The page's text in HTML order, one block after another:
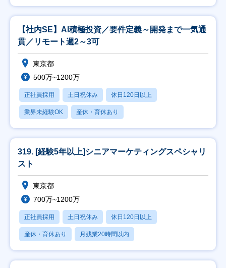
【社内SE】AI積極投資／要件定義～開発まで一気通
貫／リモート週2～3可
東京都
500万~1200万
正社員採用 土日祝休み 休日120日以上
業界未経験OK 産休・育休あり
319. [経験5年以上]シニアマーケティングスペシャリ
スト
東京都
700万~1200万
正社員採用 土日祝休み 休日120日以上
産休・育休あり 月残業20時間以内